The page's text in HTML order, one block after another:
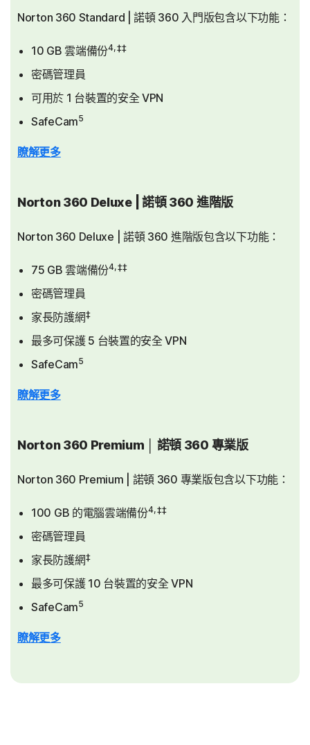
Norton 360 Standard | 諾頓 360 入門版包含以下功能：
10 GB 雲端備份4, ‡‡
密碼管理員
可用於 1 台裝置的安全 VPN
SafeCam5
瞭解更多
Norton 360 Deluxe | 諾頓 360 進階版
Norton 360 Deluxe | 諾頓 360 進階版包含以下功能：
75 GB 雲端備份4, ‡‡
密碼管理員
家長防護網‡
最多可保護 5 台裝置的安全 VPN
SafeCam5
瞭解更多
Norton 360 Premium │ 諾頓 360 專業版
Norton 360 Premium | 諾頓 360 專業版包含以下功能：
100 GB 的電腦雲端備份4, ‡‡
密碼管理員
家長防護網‡
最多可保護 10 台裝置的安全 VPN
SafeCam5
瞭解更多